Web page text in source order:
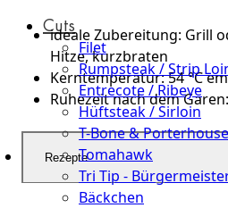
Cuts
Filet
Rumpsteak / Strip
Entrecote / Ribeye
Hüftsteak / Sirloin
T-Bone & Porterhouse
Tomahawk
Tri Tip -
Bäckchen
ideale Zubereitung: Grill
Hitze, kurzbraten
Kerntemperatur: 54 °C
Ruhezeit nach dem
Rezepte